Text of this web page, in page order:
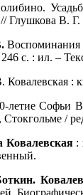
Глушкова В.
Воспоминания
с. : ил. –
Ковалевская :
летие Софьи
Стокгольме /
Ковалевская :